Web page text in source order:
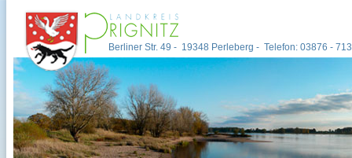
Berliner Str. 49 - 19348 Perleberg - Telefon: 03876 -